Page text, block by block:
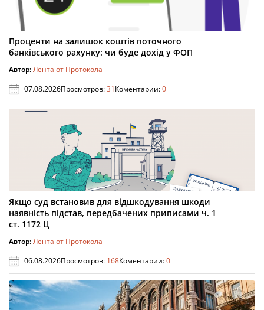
Проценти на залишок коштів поточного
банківського рахунку: чи буде дохід у ФОП
Автор:Лента от Протокола
07.08.2026Просмотров:31Коментарии:0
Якщо суд встановив для відшкодування шкоди
наявність підстав, передбачених приписами ч. 1
ст. 1172 Ц
Автор:Лента от Протокола
06.08.2026Просмотров: 168Коментарии:0